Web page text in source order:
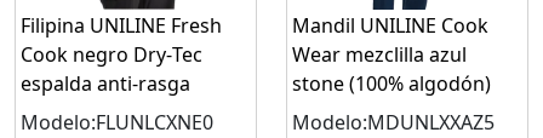
Filipina UNILINE Fresh
Cook negro Dry‑Tec
espalda anti‑rasga
Modelo:FLUNLCXNE0
Mandil UNILINE Cook
Wear mezclilla azul
stone (100% algodón)
Modelo:MDUNLXXAZ5